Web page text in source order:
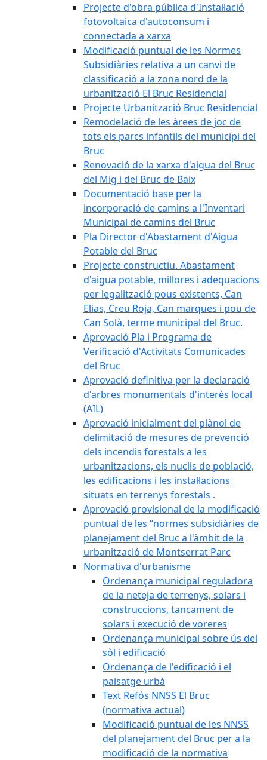
Projecte d'obra pública d'Instal·lació
fotovoltaica d'autoconsum i
connectada a xarxa
Modificació puntual de les Normes
Subsidiàries relativa a un canvi de
classificació a la zona nord de la
urbanització El Bruc Residencial
Projecte Urbanització Bruc Residencial
Remodelació de les àrees de joc de
tots els parcs infantils del municipi del
Bruc
Renovació de la xarxa d'aigua del Bruc
del Mig i del Bruc de Baix
Documentació base per la
incorporació de camins a l'Inventari
Municipal de camins del Bruc
Pla Director d'Abastament d'Aigua
Potable del Bruc
Projecte constructiu. Abastament
d'aigua potable, millores i adequacions
per legalització pous existents, Can
Elias, Creu Roja, Can marques i pou de
Can Solà, terme municipal del Bruc.
Aprovació Pla i Programa de
Verificació d'Activitats Comunicades
del Bruc
Aprovació definitiva per la declaració
d'arbres monumentals d'interès local
(AIL)
Aprovació inicialment del plànol de
delimitació de mesures de prevenció
dels incendis forestals a les
urbanitzacions, els nuclis de població,
les edificacions i les instal·lacions
situats en terrenys forestals .
Aprovació provisional de la modificació
puntual de les “normes subsidiàries de
planejament del Bruc a l'àmbit de la
urbanització de Montserrat Parc
Normativa d'urbanisme
Ordenança municipal reguladora
de la neteja de terrenys, solars i
construccions, tancament de
solars i execució de voreres
Ordenança municipal sobre ús del
sòl i edificació
Ordenança de l'edificació i el
paisatge urbà
Text Refós NNSS El Bruc
(normativa actual)
Modificació puntual de les NNSS
del planejament del Bruc per a la
modificació de la normativa